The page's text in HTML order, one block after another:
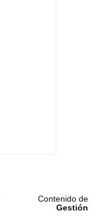
Contenido de
Gestión